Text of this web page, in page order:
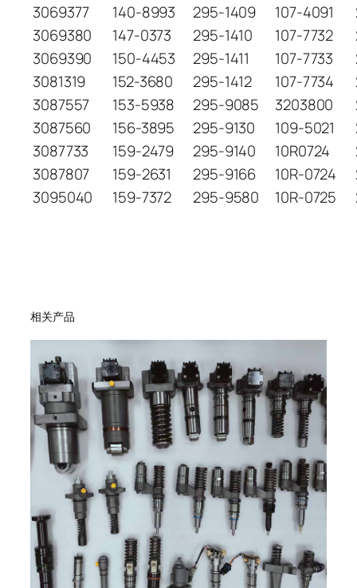
3069377
140-8993 295-1409 107-4091
3069380
147-0373 295-1410 107-7732
3069390
150-4453 295-1411 107-7733
3081319
152-3680 295-1412 107-7734
3087557
153-5938 295-9085 3203800
3087560
156-3895 295-9130 109-5021
3087733
159-2479 295-9140 10R0724
3087807
159-2631 295-9166 10R-0724
3095040
159-7372 295-9580 10R-0725
相关产品